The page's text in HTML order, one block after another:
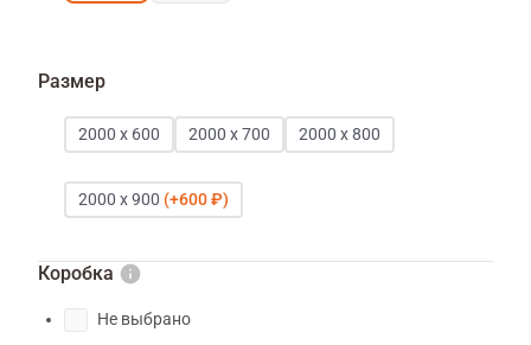
Размер
2000 х 600 2000 х 700 2000 х 800
2000 х 900 600 ₽
Коробка
Не выбрано